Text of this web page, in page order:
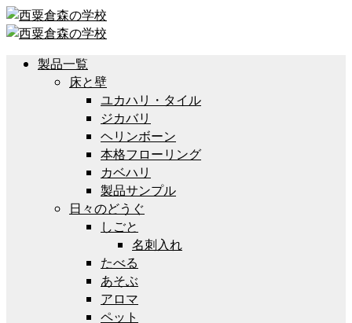
製品一覧
床と壁
ユカハリ・タイル
ジカバリ
ヘリンボーン
本格フローリング
カベハリ
製品サンプル
日々のどうぐ
しごと
名刺入れ
たべる
あそぶ
アロマ
ペット